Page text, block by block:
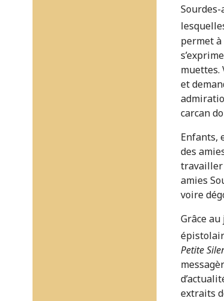
permet
muettes.
et
carcan
Enfants,
des
travailler
amies
voire
Grâce
Petite
extraits